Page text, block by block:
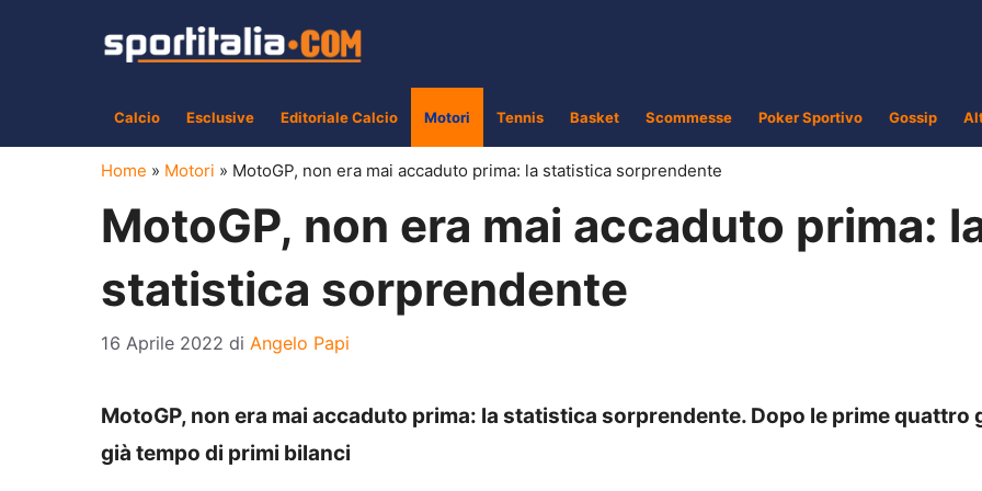
Calcio Esclusive Editoriale Calcio Motori Tennis Basket Scommesse Poker Sportivo Gossip
Home » Motori » MotoGP, non era mai accaduto prima: la statistica sorprendente
MotoGP, non era mai accaduto prima:
statistica sorprendente
16 Aprile 2022 di Angelo Papi
MotoGP, non era mai accaduto prima: la statistica sorprendente. Dopo le prime quattro
già tempo di primi bilanci